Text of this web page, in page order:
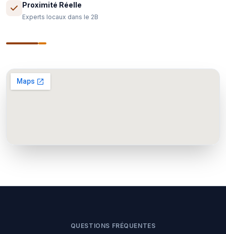
Proximité Réelle
Experts locaux dans le 2B
QUESTIONS FRÉQUENTES